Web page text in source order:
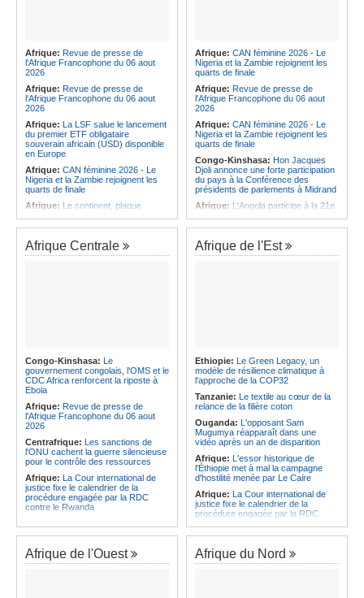
Afrique: Revue de presse de
l'Afrique Francophone du 06 aout
2026
Afrique: Revue de presse de
l'Afrique Francophone du 06 aout
2026
Afrique:
La LSF salue le lancement
du premier ETF obligataire
souverain africain (USD) disponible
en Europe
Afrique: CAN féminine 2026 - Le
Nigeria et la Zambie rejoignent les
quarts de finale
Afrique: Le continent, plaque
Afrique:Pourquoi l'avenir du textile
africain est bien plus prometteur que
Afrique:Ligue des Champions de la
CAF - L'Espérance exemptée au
premier tour, le Club Africain hérite
du Djoliba AC
Afrique: Un consortium européen
développe un modèle de production
novateur pour les ingrédients
opportunité pour le pays
Afrique: CAN féminine 2026 - Le
Nigeria et la Zambie rejoignent les
quarts de finale
Afrique: Revue de presse de
l'Afrique Francophone du 06 aout
2026
Afrique: CAN féminine 2026 - Le
Nigeria et la Zambie rejoignent les
quarts de finale
Congo-Kinshasa: Hon Jacques
Djoli annonce une forte participation
du pays à la Conférence des
présidents de parlements à Midrand
Afrique: L'Angola participe à la 21e
Afrique:CAN féminine - La Côte
d'Ivoire affrontera l'Algérie et le
Angola:Le paiement échelonné
des services touristiques démarre
ce jeudi
Angola:Jiu-jitsu - Le pays
décroche une troisième médaille à
Afrique Centrale
Congo-Kinshasa: Le
gouvernement congolais, l'OMS et le
CDC Africa renforcent la riposte à
Ebola
Afrique: Revue de presse de
l'Afrique Francophone du 06 aout
2026
Centrafrique: Les sanctions de
l'ONU cachent la guerre silencieuse
pour le contrôle des ressources
Afrique: La Cour international de
justice fixe le calendrier de la
procédure engagée par la RDC
contre le Rwanda
espoir - Le témoignage bouleversant
Congo-Kinshasa:Plan stratégique
Afrique de l'Est
Ethiopie: Le Green Legacy, un
modèle de résilience climatique à
l'approche de la COP32
Tanzanie: Le textile au cœur de la
relance de la filière coton
Ouganda: L'opposant Sam
Mugumya réapparaît dans une
vidéo après un an de disparition
Afrique: L'essor historique de
l'Éthiopie met à mal la campagne
d'hostilité menée par Le Caire
Afrique: La Cour international de
justice fixe le calendrier de la
procédure engagée par la RDC
d'Afrique lance officiellement son
'cheminement' vers la grande
Afrique de l'Ouest Afrique du Nord